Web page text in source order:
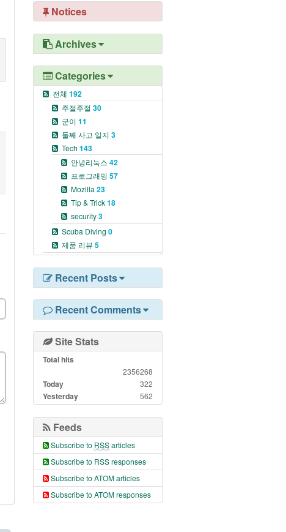
Notices
Archives
Categories
전체 192
주절주절 30
군이 11
둘째 사고 일지 3
Tech 143
안녕리눅스 42
프로그래밍 57
Mozilla 23
Tip & Trick18
security3
Scuba Diving 0
제품 리뷰 5
Recent Posts
Recent Comments
Site Stats
Total hits
2356268
Today 322
Yesterday 562
Feeds
Subscribe to RSSarticles
Subscribe to RSS responses
Subscribe to ATOM articles
Subscribe to ATOM responses